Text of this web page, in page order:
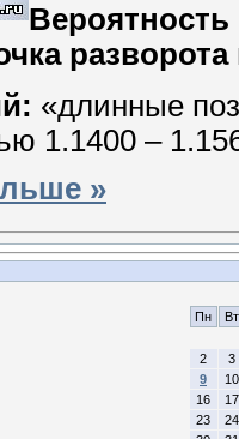
«длинные
1.1400 –
»
Пн Вт
2
3
9
10
16
17
23
24